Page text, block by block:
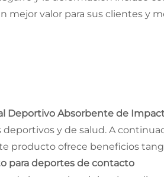
mejor valor para sus clientes y
Deportivo Absorbente de
y de salud. A
producto ofrece beneficios
para deportes de contacto